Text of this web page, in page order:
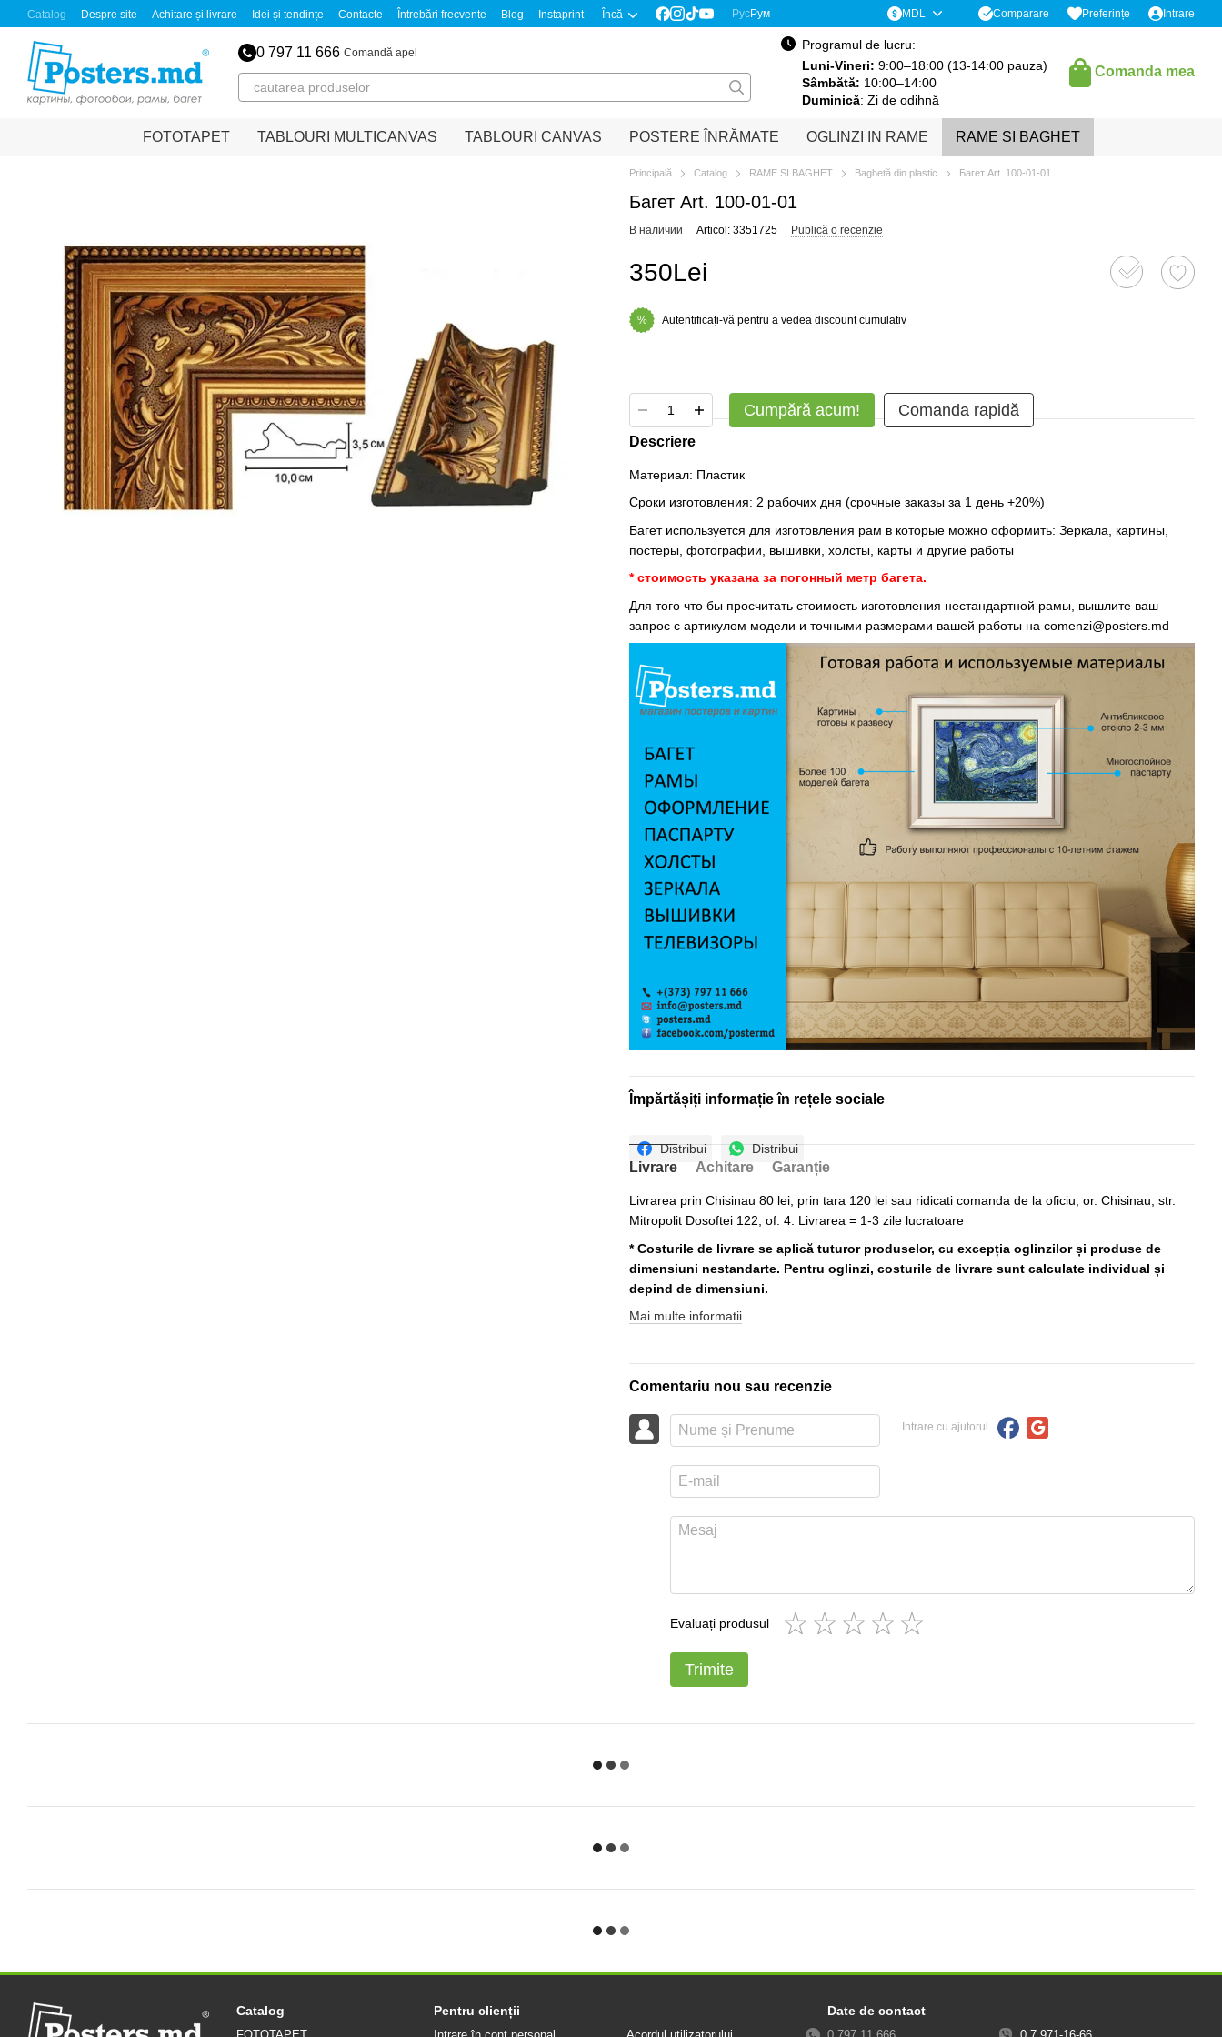
Mergi la conținutul principal
Catalog Despre site Achitare și livrare Idei și tendințe Contacte Întrebări frecvente Blog Instaprint Încă РусРум MDL Comparare Preferințe Intrare
0 797 11 666 Comandă apel
Programul de lucru:
Luni-Vineri: 9:00–18:00 (13-14:00 pauza)
Sâmbătă: 10:00–14:00
Duminică: Zi de odihnă
Comanda mea
FOTOTAPET TABLOURI MULTICANVAS TABLOURI CANVAS POSTERE ÎNRĂMATE OGLINZI IN RAME RAME SI BAGHET
Principală Catalog RAME SI BAGHET Baghetă din plastic Багет Art. 100-01-01
Багет Art. 100-01-01
В наличии Articol: 3351725 Publică o recenzie
350Lei
% Autentificați-vă pentru a vedea discount cumulativ
Cumpără acum! Comanda rapidă
Descriere
Материал: Пластик
Сроки изготовления: 2 рабочих дня (срочные заказы за 1 день +20%)
Багет используется для изготовления рам в которые можно оформить: Зеркала, картины,
постеры, фотографии, вышивки, холсты, карты и другие работы
* стоимость указана за погонный метр багета.
Для того что бы просчитать стоимость изготовления нестандартной рамы, вышлите ваш
запрос с артикулом модели и точными размерами вашей работы на comenzi@posters.md
Împărtășiți informație în rețele sociale
Distribui Distribui
Livrare Achitare Garanție
Livrarea prin Chisinau 80 lei, prin tara 120 lei sau ridicati comanda de la oficiu, or. Chisinau, str.
Mitropolit Dosoftei 122, of. 4. Livrarea = 1-3 zile lucratoare
* Costurile de livrare se aplică tuturor produselor, cu excepția oglinzilor și produse de
dimensiuni nestandarte. Pentru oglinzi, costurile de livrare sunt calculate individual și
depind de dimensiuni.
Mai multe informatii
Comentariu nou sau recenzie
Intrare cu ajutorul
Evaluați produsul
Trimite
Catalog Pentru clienții Date de contact